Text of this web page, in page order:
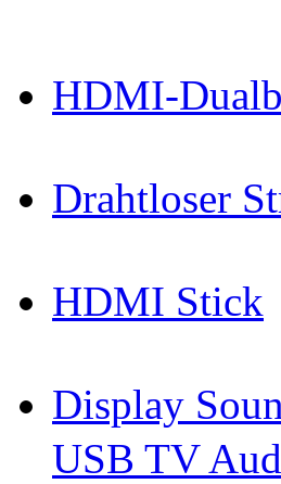
HDMI-
Drahtloser
HDMI Stick
Display
USB TV